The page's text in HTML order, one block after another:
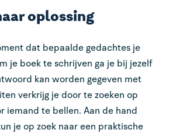
oplossing
dat bepaalde gedachtes je
je boek te schrijven ga je bij jezelf
kan worden gegeven met
verkrijg je door te zoeken op
iemand te bellen. Aan de hand
je op zoek naar een praktische